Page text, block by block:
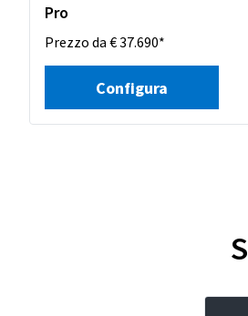
Pro
Prezzo da € 37.690*
Configura